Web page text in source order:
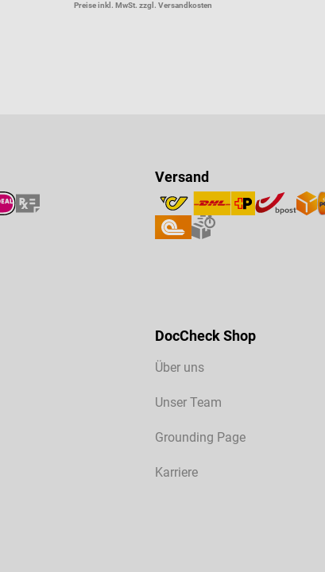
Preise inkl. MwSt. zzgl. Versandkosten
Versand
DocCheck Shop
Über uns
Unser Team
Grounding Page
Karriere